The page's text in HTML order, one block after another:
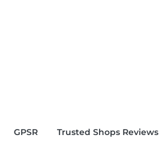
GPSR Trusted Shops Reviews